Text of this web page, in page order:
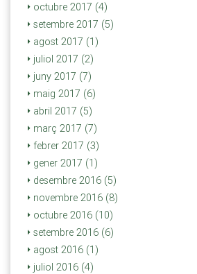
octubre 2017 (4)
setembre 2017 (5)
agost 2017 (1)
juliol 2017 (2)
juny 2017 (7)
maig 2017 (6)
abril 2017 (5)
març 2017 (7)
febrer 2017 (3)
gener 2017 (1)
desembre 2016 (5)
novembre 2016 (8)
octubre 2016 (10)
setembre 2016 (6)
agost 2016 (1)
juliol 2016 (4)